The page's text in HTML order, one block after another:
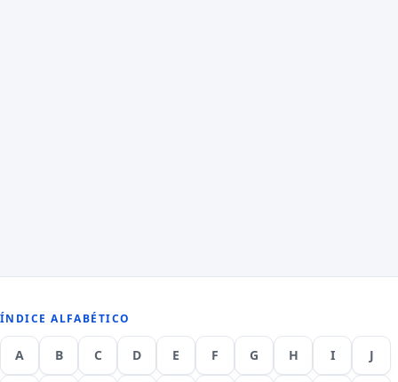
ÍNDICE ALFABÉTICO
A B C D E F G H I J